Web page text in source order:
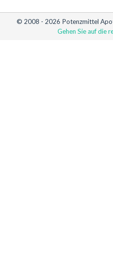
© 2008 - 2026 Potenzmittel
Gehen Sie auf die